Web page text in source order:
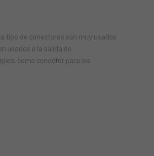
tipo de conectores son muy usados
usados a la salida de
como conector para los